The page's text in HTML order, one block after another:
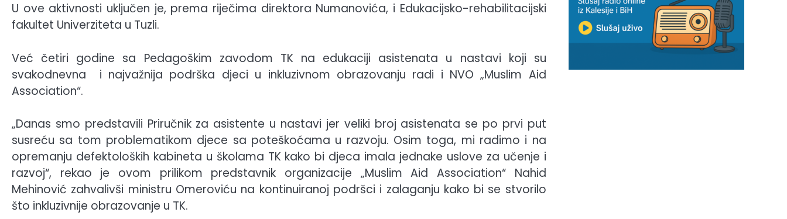
U ove aktivnosti uključen je, prema riječima direktora Numanovića, i Edukacijsko-rehabilitacijski
fakultet Univerziteta u Tuzli.
Već četiri godine sa Pedagoškim zavodom TK na edukaciji asistenata u nastavi koji su
svakodnevna i najvažnija podrška djeci u inkluzivnom obrazovanju radi i NVO „Muslim Aid
Association“.
„Danas smo predstavili Priručnik za asistente u nastavi jer veliki broj asistenata se po prvi put
susreću sa tom problematikom djece sa poteškoćama u razvoju. Osim toga, mi radimo i na
opremanju defektoloških kabineta u školama TK kako bi djeca imala jednake uslove za učenje i
razvoj“, rekao je ovom prilikom predstavnik organizacije „Muslim Aid Association“ Nahid
Mehinović zahvalivši ministru Omeroviću na kontinuiranoj podršci i zalaganju kako bi se stvorilo
što inkluzivnije obrazovanje u TK.